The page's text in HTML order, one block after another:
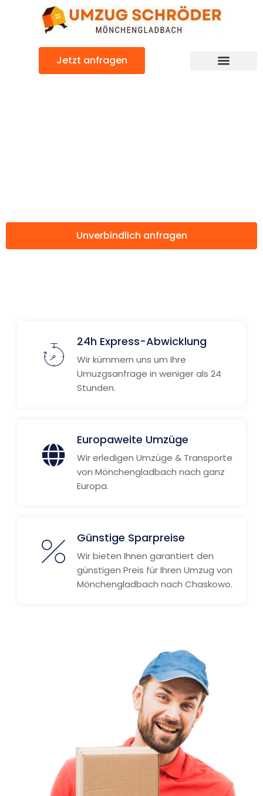
Jetzt anfragen
Unverbindlich anfragen
24h Express-Abwicklung
Wir kümmern uns um Ihre
Umuzgsanfrage in weniger als 24
Stunden.
Europaweite Umzüge
Wir erledigen Umzüge & Transporte
von Mönchengladbach nach ganz
Europa.
Günstige Sparpreise
Wir bieten Ihnen garantiert den
günstigen Preis für Ihren Umzug von
Mönchengladbach nach Chaskowo.